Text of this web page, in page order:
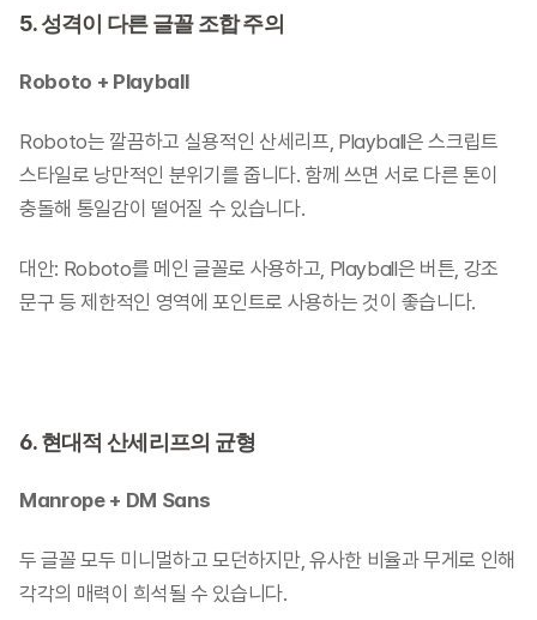
5. 성격이 다른 글꼴 조합 주의
Roboto + Playball
Roboto는 깔끔하고 실용적인 산세리프, Playball은 스크립트
스타일로 낭만적인 분위기를 줍니다. 함께 쓰면 서로 다른 톤이
충돌해 통일감이 떨어질 수 있습니다.
대안: Roboto를 메인 글꼴로 사용하고, Playball은 버튼, 강조
문구 등 제한적인 영역에 포인트로 사용하는 것이 좋습니다.
6. 현대적 산세리프의 균형
Manrope + DM Sans
두 글꼴 모두 미니멀하고 모던하지만, 유사한 비율과 무게로 인해
각각의 매력이 희석될 수 있습니다.